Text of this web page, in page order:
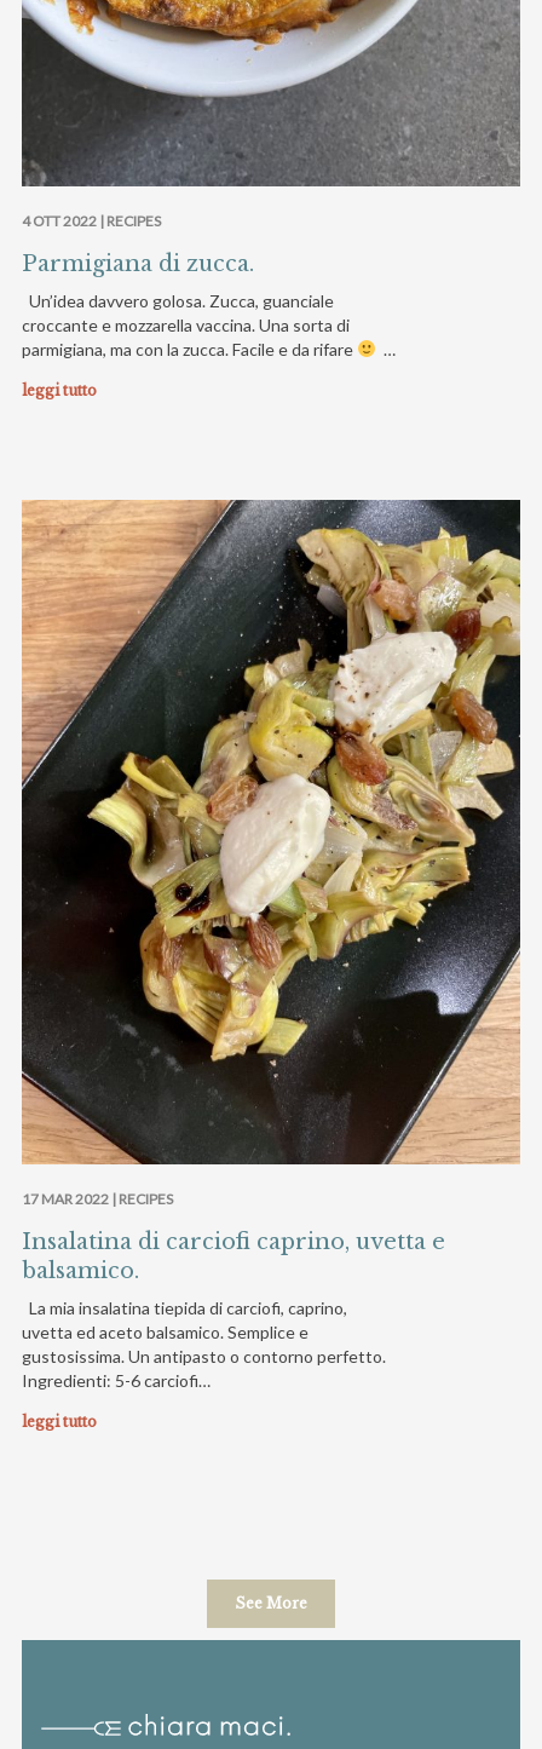
4 OTT 2022 | RECIPES
Parmigiana di zucca.
Un’idea davvero golosa. Zucca, guanciale
croccante e mozzarella vaccina. Una sorta di
parmigiana, ma con la zucca. Facile e da rifare
…
leggi tutto
17 MAR 2022 | RECIPES
Insalatina di carciofi caprino, uvetta e
balsamico.
La mia insalatina tiepida di carciofi, caprino,
uvetta ed aceto balsamico. Semplice e
gustosissima. Un antipasto o contorno perfetto.
Ingredienti: 5-6 carciofi…
leggi tutto
See More